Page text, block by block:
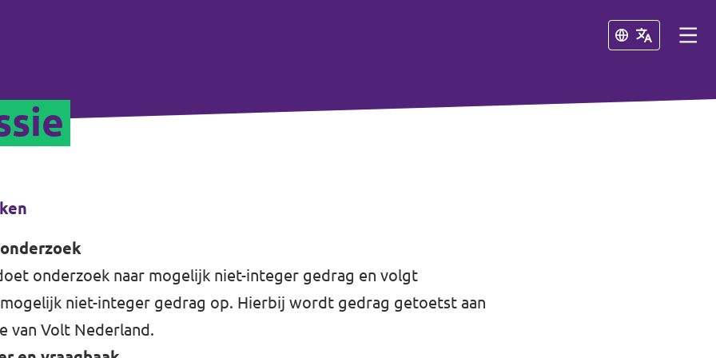
Sluiten
Sluiten
onderzoek naar mogelijk niet-integer gedrag en volgt
niet-integer gedrag op. Hierbij wordt gedrag getoetst aan
van Volt Nederland.